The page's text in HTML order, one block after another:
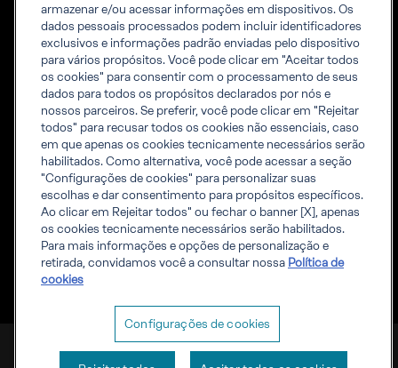
Ferramentas
Regras RINA
Acreditações
Inspeção acreditada de
Projetos de Engenharia e
Obras de infraestrutura
Igualdade salarial
Certificates list
Certification Member
Area
Marine Member Area
Aplicativos digitais para
o Setor Marítimo
Conteúdos públicos
Informações
corporativas
Informações da Empresa
Aviso de privacidade
Política de cookies
RINA S.p.A. VAT number IT 03794120109
armazenar e/ou acessar informações em dispositivos. Os
dados pessoais processados ​​podem incluir identificadores
exclusivos e informações padrão enviadas pelo dispositivo
para vários propósitos. Você pode clicar em "Aceitar todos
os cookies" para consentir com o processamento de seus
dados para todos os propósitos declarados por nós e
nossos parceiros. Se preferir, você pode clicar em "Rejeitar
todos" para recusar todos os cookies não essenciais, caso
em que apenas os cookies tecnicamente necessários serão
habilitados. Como alternativa, você pode acessar a seção
"Configurações de cookies" para personalizar suas
escolhas e dar consentimento para propósitos específicos.
Ao clicar em Rejeitar todos" ou fechar o banner [X], apenas
os cookies tecnicamente necessários serão habilitados.
Para mais informações e opções de personalização e
retirada, convidamos você a consultar nossa Política de
cookies
Configurações de cookies